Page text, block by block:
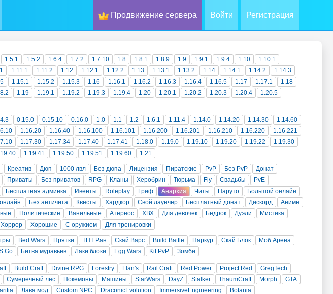
Продвижение сервера Войти Регистрация
1.5.1 1.5.2 1.6.4 1.7.2 1.7.10 1.8 1.8.1 1.8.9 1.9 1.9.1 1.9.4 1.10
1.10.1
1.11.1 1.11.2 1.12 1.12.1 1.12.2 1.13 1.13.1 1.13.2 1.14 1.14.1 1.14.2
1.14.3
1.15.1 1.15.2 1.15.3 1.16 1.16.1 1.16.2 1.16.3 1.16.4 1.16.5 1.17 1.17.1
1.18
1.19 1.19.1 1.19.2 1.19.3 1.19.4 1.20 1.20.1 1.20.2 1.20.3 1.20.4
1.20.5
0.15.0 0.15.10 0.16.0 1.0 1.1 1.2 1.6.1 1.11.4 1.14.0 1.14.20 1.14.30
1.14.60
1.16.20 1.16.40 1.16.100 1.16.101 1.16.200 1.16.201 1.16.210 1.16.220
1.16.221
1.17.30 1.17.34 1.17.40 1.17.41 1.18.0 1.19.0 1.19.10 1.19.20 1.19.22
1.19.30
1.19.41 1.19.50 1.19.51 1.19.60 1.21
Креатив Дюп 1000 лвл Без дюпа Лицензия Пиратские PvP Без PvP
Донат
Приваты Без приватов RPG Кланы Херобрин Тюрьма Fly Свадьбы
PvE
Бесплатная админка Ивенты Roleplay Гриф Анархия Читы Наруто
Большой онлайн
Без античита Квесты Хардкор Свой лаунчер Бесплатный донат Дискорд
Аниме
Политические Ванильные Атернос ХВХ Для девочек Бедрок Дуэли
Мистика
Хоррор Хорошие С оружием Для тренировки
Bed Wars Прятки ТНТ Ран Скай Варс Build Battle Паркур Скай Блок
Моб Арена
Битва муравьев Лаки блоки Egg Wars Kit PvP Зомби
Build Craft Divine RPG Forestry Flan's Rail Craft Red Power Project Red
GregTech
Сумеречный лес Покемоны Машины StarWars DayZ Stalker ThaumCraft Morph
GTA
Лава мод Custom NPC DraconicEvolution ImmersiveEngineering
Botania